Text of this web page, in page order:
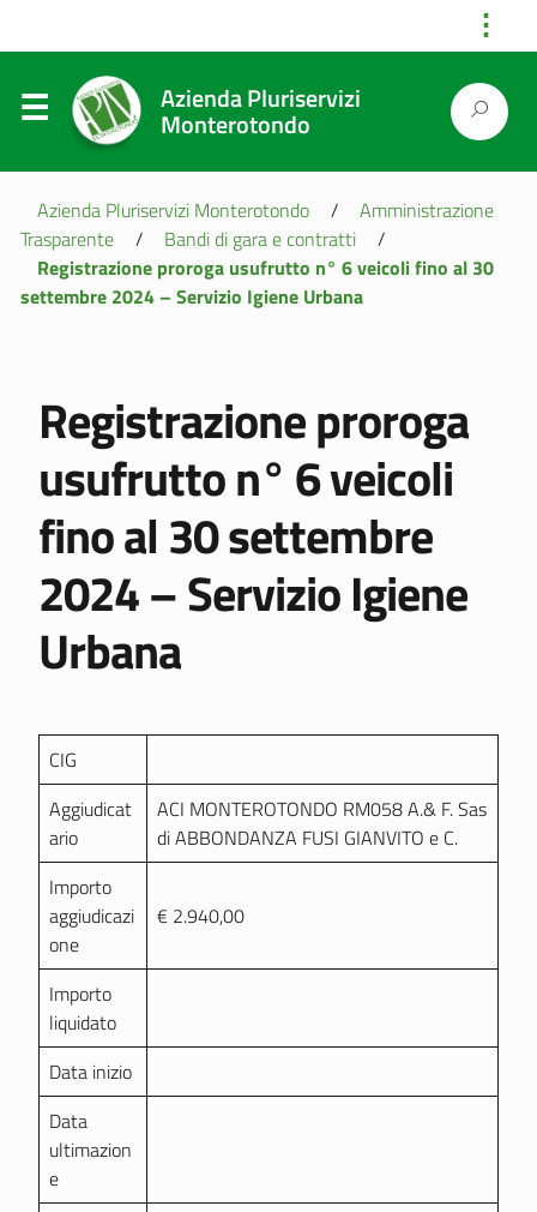
⋮
Azienda Pluriservizi
Monterotondo
Azienda Pluriservizi Monterotondo /
Amministrazione
Trasparente
/ Bandi di gara e contratti
/
Registrazione proroga usufrutto n° 6 veicoli fino al 30
settembre 2024 – Servizio Igiene Urbana
Registrazione proroga
usufrutto n° 6 veicoli
fino al 30 settembre
2024 – Servizio Igiene
Urbana
CIG
Aggiudicat
ario
ACI MONTEROTONDO RM058 A.& F. Sas
di ABBONDANZA FUSI GIANVITO e C.
Importo
aggiudicazi
one
€ 2.940,00
Importo
liquidato
Data inizio
Data
ultimazion
e